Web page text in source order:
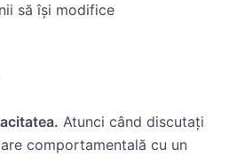
să își modifice
Atunci când discutați
comportamentală cu un